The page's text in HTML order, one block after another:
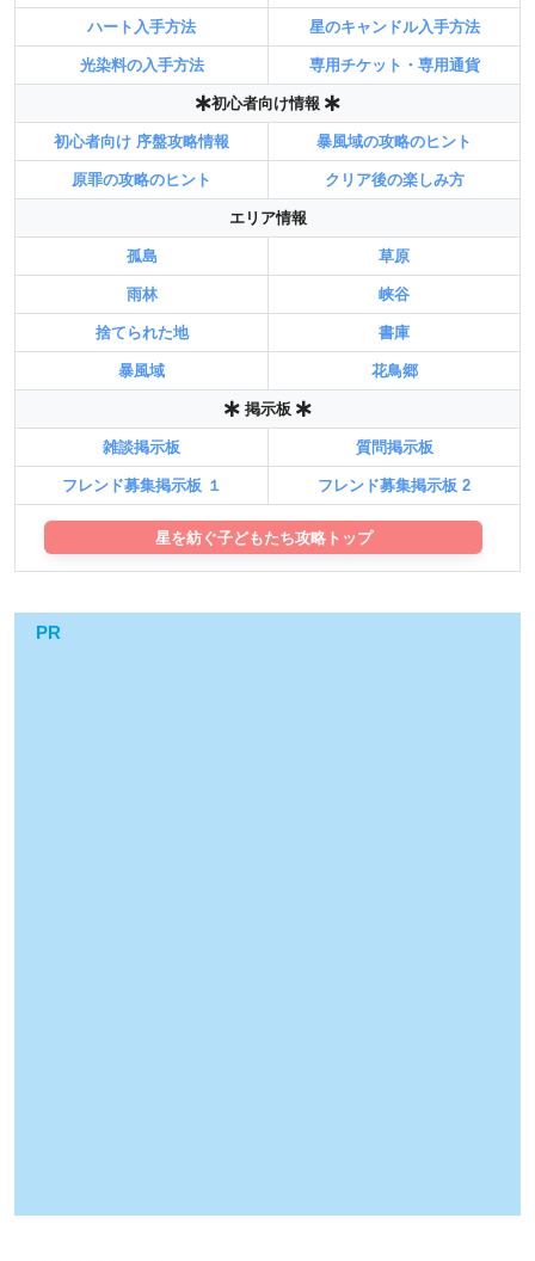
ハート入手方法 星のキャンドル入手方法
光染料の入手方法 専用チケット・専用通貨
初心者向け情報
初心者向け 序盤攻略情報 暴風域の攻略のヒント
原罪の攻略のヒント クリア後の楽しみ方
エリア情報
孤島 草原
雨林 峡谷
捨てられた地 書庫
暴風域 花鳥郷
掲示板
雑談掲示板 質問掲示板
フレンド募集掲示板 １ フレンド募集掲示板 2
星を紡ぐ子どもたち攻略トップ
PR